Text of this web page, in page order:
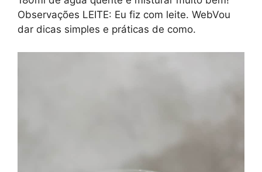
Observações LEITE: Eu fiz com leite. WebVou
dar dicas simples e práticas de como.